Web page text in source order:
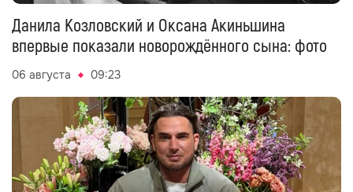
Данила Козловский и Оксана Акиньшина
впервые показали новорождённого сына: фото
06 августа 09:23